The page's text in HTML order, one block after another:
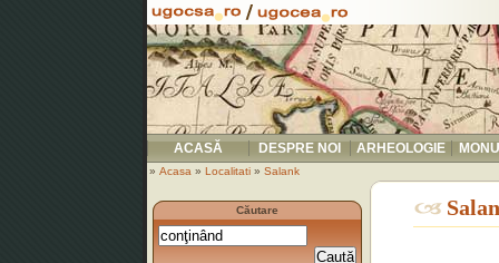
Căutare
ACASĂ DESPRE NOI ARHEOLOGIE
» Acasa » Localitati » Salank